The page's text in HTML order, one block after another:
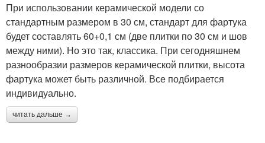
При использовании керамической модели со
стандартным размером в 30 см, стандарт для фартука
будет составлять 60+0,1 см (две плитки по 30 см и шов
между ними). Но это так, классика. При сегодняшнем
разнообразии размеров керамической плитки, высота
фартука может быть различной. Все подбирается
индивидуально.
читать дальше →